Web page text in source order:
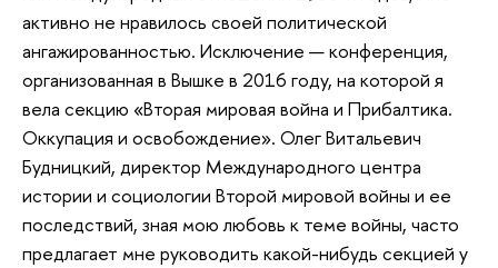
активно не нравилось своей политической
ангажированностью. Исключение — конференция,
организованная в Вышке в 2016 году, на которой я
вела секцию «Вторая мировая война и Прибалтика.
Оккупация и освобождение». Олег Витальевич
Будницкий, директор Международного центра
истории и социологии Второй мировой войны и ее
последствий, зная мою любовь к теме войны, часто
предлагает мне руководить какой-нибудь секцией у